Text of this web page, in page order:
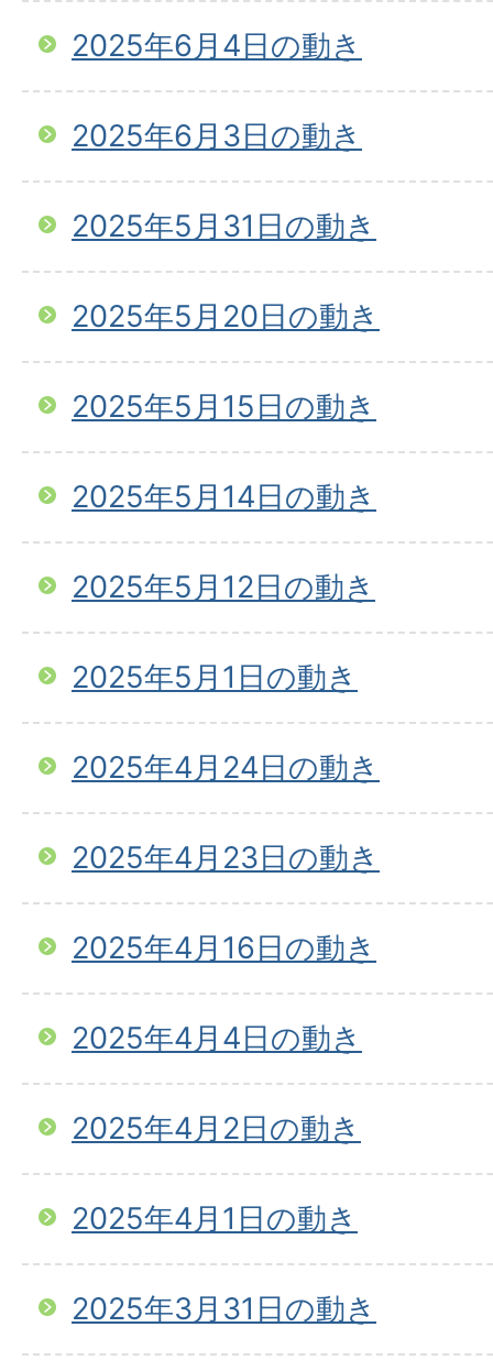
2025年6月4日の動き
2025年6月3日の動き
2025年5月31日の動き
2025年5月20日の動き
2025年5月15日の動き
2025年5月14日の動き
2025年5月12日の動き
2025年5月1日の動き
2025年4月24日の動き
2025年4月23日の動き
2025年4月16日の動き
2025年4月4日の動き
2025年4月2日の動き
2025年4月1日の動き
2025年3月31日の動き